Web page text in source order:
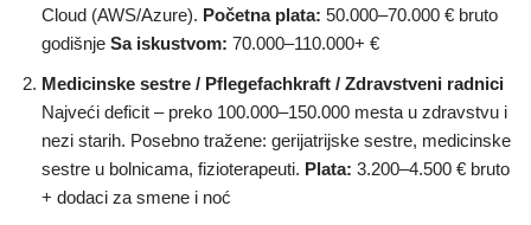
Cloud (AWS/Azure). Početna plata: 50.000–70.000 € bruto
godišnje Sa iskustvom: 70.000–110.000+ €
Medicinske sestre / Pflegefachkraft / Zdravstveni radnici
Najveći deficit – preko 100.000–150.000 mesta u zdravstvu i
nezi starih. Posebno tražene: gerijatrijske sestre, medicinske
sestre u bolnicama, fizioterapeuti. Plata: 3.200–4.500 € bruto
+ dodaci za smene i noć